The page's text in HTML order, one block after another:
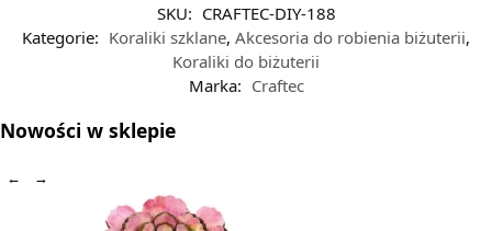
SKU: CRAFTEC-DIY-188
Kategorie: Koraliki szklane, Akcesoria do robienia biżuterii,
Koraliki do biżuterii
Marka: Craftec
Nowości w sklepie
← →